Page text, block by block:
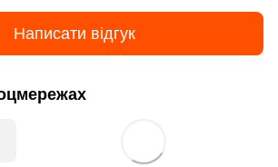
Написати відгук